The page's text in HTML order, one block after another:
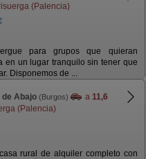
(Palencia)
para grupos que quieran
en un lugar tranquilo sin tener que
Disponemos de ...
de Abajo (Burgos) a 11,6
(Palencia)
rural de alquiler completo con